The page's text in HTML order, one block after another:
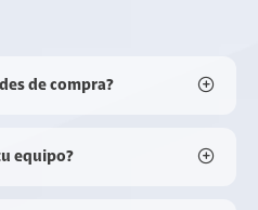
de compra?
equipo?